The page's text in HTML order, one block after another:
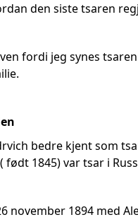
den siste tsaren
fordi jeg synes
bedre kjent som
født 1845) var tsar i
november 1894 med